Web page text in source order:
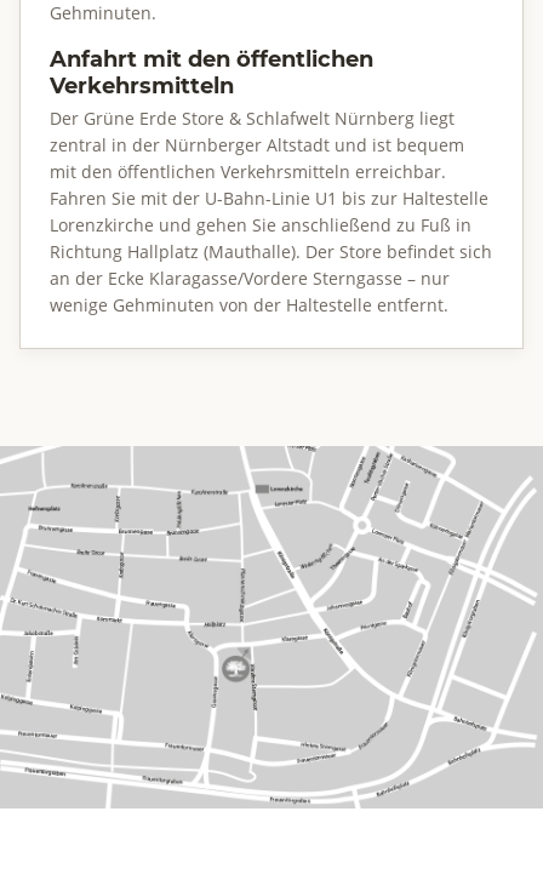
Gehminuten.
Anfahrt mit den öffentlichen
Verkehrsmitteln
Der Grüne Erde Store & Schlafwelt Nürnberg liegt
zentral in der Nürnberger Altstadt und ist bequem
mit den öffentlichen Verkehrsmitteln erreichbar.
Fahren Sie mit der U-Bahn-Linie U1 bis zur Haltestelle
Lorenzkirche und gehen Sie anschließend zu Fuß in
Richtung Hallplatz (Mauthalle). Der Store befindet sich
an der Ecke Klaragasse/Vordere Sterngasse – nur
wenige Gehminuten von der Haltestelle entfernt.